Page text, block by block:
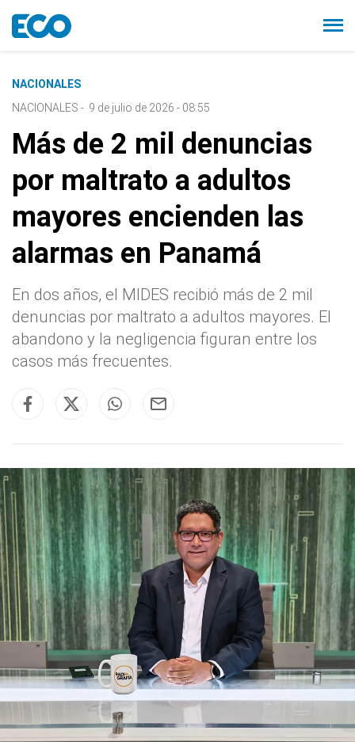
NACIONALES
NACIONALES - 9 de julio de 2026 - 08:55
Más de 2 mil denuncias
por maltrato a adultos
mayores encienden las
alarmas en Panamá
En dos años, el MIDES recibió más de 2 mil
denuncias por maltrato a adultos mayores. El
abandono y la negligencia figuran entre los
casos más frecuentes.